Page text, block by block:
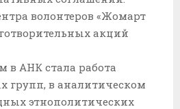
волонтеров «Жомарт
акций
в АНК стала работа
групп, в аналитическом
этнополитических